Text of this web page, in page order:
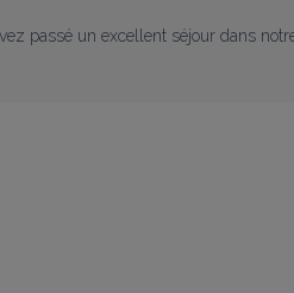
passé un excellent séjour dans